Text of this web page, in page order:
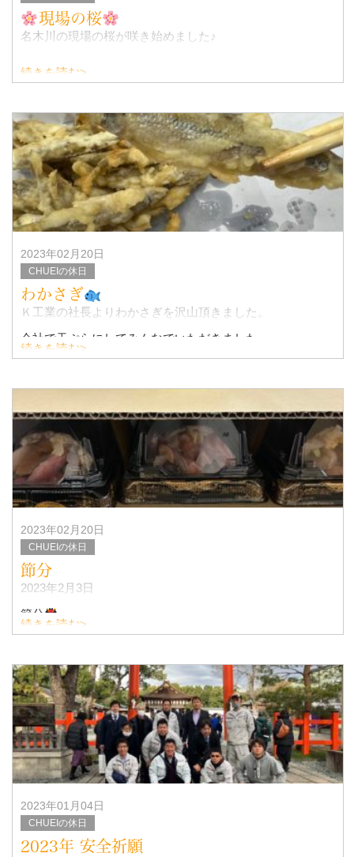
現場の桜
名木川の現場の桜が咲き始めました♪
コロナ禍だったためずいぶんとお花見に行けてないけれ
ど…緩和されつつあるので
今年こそお
続きを読む>
2023年02月20日
CHUEIの休日
わかさぎ
Ｋ工業の社長よりわかさぎを沢山頂きました。
会社で天ぷらにしてみんなでいただきました。
ありがとうございます
IMG_8150
続きを読む>
2023年02月20日
CHUEIの休日
節分
2023年2月3日
節分
日から新しい季節が始まる区切りの日となります。
&
続きを読む>
2023年01月04日
CHUEIの休日
2023年 安全祈願